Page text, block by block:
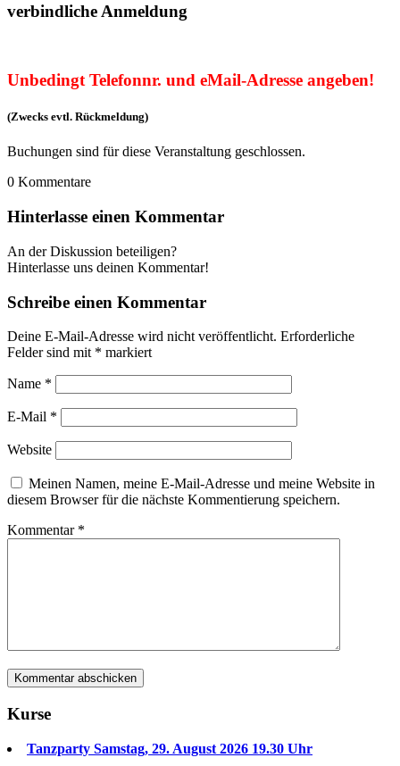
verbindliche Anmeldung
Unbedingt Telefonnr. und eMail-Adresse angeben!
(Zwecks evtl. Rückmeldung)
Buchungen sind für diese Veranstaltung geschlossen.
0 Kommentare
Hinterlasse einen Kommentar
An der Diskussion beteiligen?
Hinterlasse uns deinen Kommentar!
Schreibe einen Kommentar
Deine E-Mail-Adresse wird nicht veröffentlicht. Erforderliche
Felder sind mit * markiert
Name *
E-Mail *
Website
Meinen Namen, meine E-Mail-Adresse und meine Website in
diesem Browser für die nächste Kommentierung speichern.
Kommentar *
Kurse
Tanzparty Samstag, 29. August 2026 19.30 Uhr